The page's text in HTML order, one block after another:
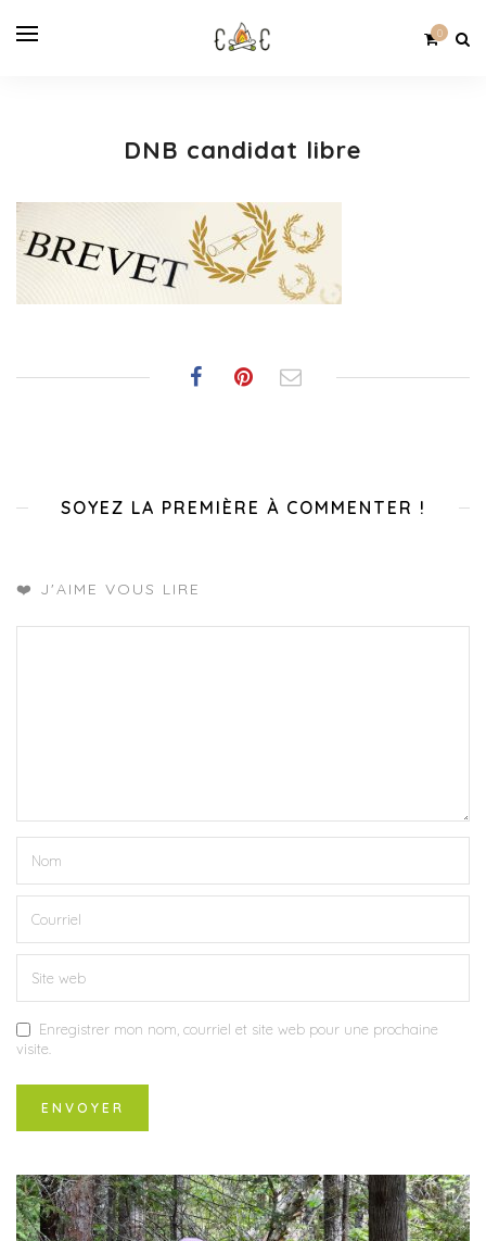
0
DNB candidat libre
SOYEZ LA PREMIÈRE À COMMENTER !
❤️ J'AIME VOUS LIRE
Enregistrer mon nom, courriel et site web pour une prochaine
visite.